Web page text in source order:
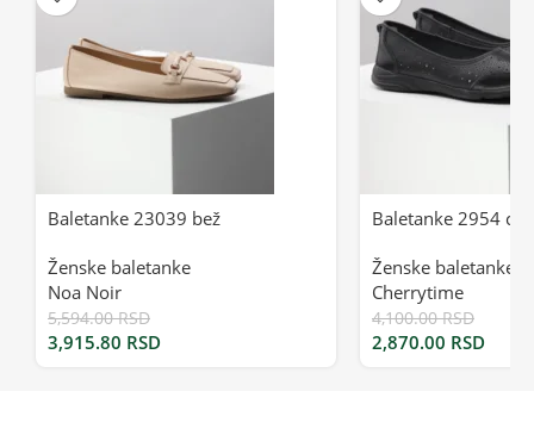
Baletanke 23039 bež
Ženske baletanke
Noa Noir
5,594.00RSD
3,915.80 RSD
Baletanke 2954
Ženske baletanke
Cherrytime
4,100.00RSD
2,870.00 RSD